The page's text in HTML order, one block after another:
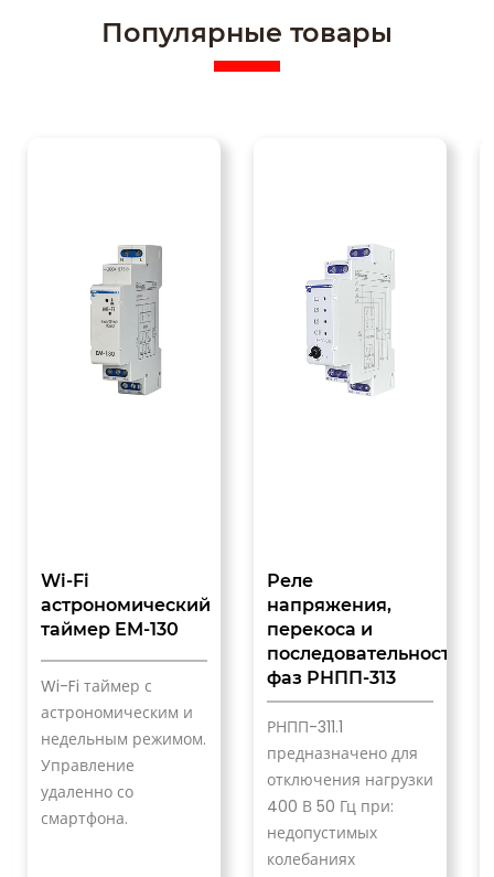
Популярные товары
Wi-Fi
астрономический
таймер EM-130
Wi-Fi таймер с
астрономическим и
недельным режимом.
Управление
удаленно со
смартфона.
Реле
напряжения,
перекоса и
последовательности
фаз РНПП-313
РНПП-311.1
предназначено для
отключения нагрузки
400 В 50 Гц при:
недопустимых
колебаниях